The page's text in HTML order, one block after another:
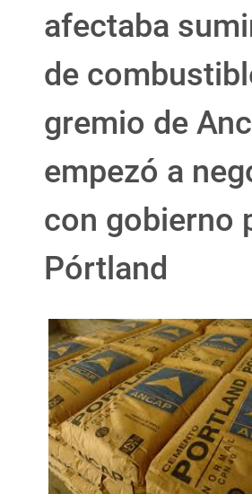
afectaba
de
gremio de
empezó a
con gobierno
Pórtland